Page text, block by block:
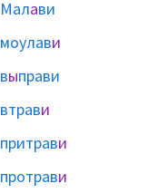
Малави
моулави
выправи
втрави
притрави
протрави